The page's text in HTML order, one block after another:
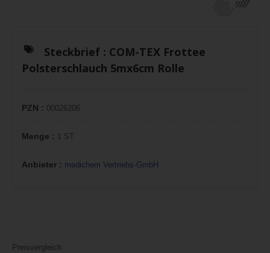
Steckbrief : COM-TEX Frottee
Polsterschlauch 5mx6cm Rolle
PZN : 00026206
Menge : 1 ST
Anbieter : medichem Vertriebs-GmbH
Preisvergleich